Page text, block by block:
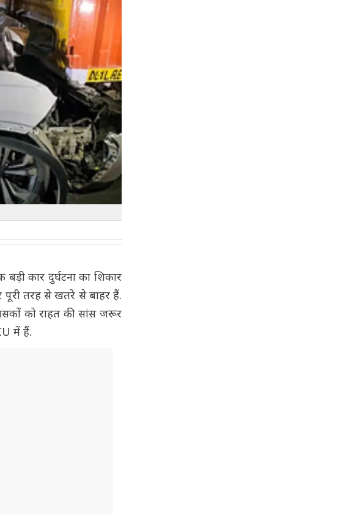
कार दुर्घटना का शिकार
तरह से खतरे से बाहर हैं.
को राहत की सांस जरूर
में हैं.